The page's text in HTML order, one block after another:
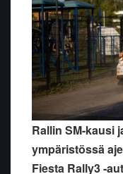
Rallin SM-kausi
ympäristössä
Fiesta Rally3 -